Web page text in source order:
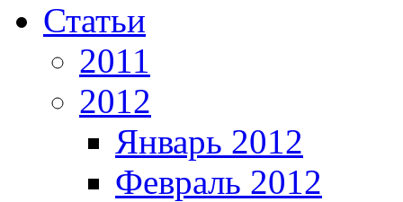
Статьи
2011
2012
Январь 2012
Февраль 2012